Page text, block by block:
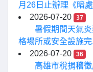
月26日止辦理《暗
2026-07-20
37
暑假期間天氣
格場所或安全設施完
2026-07-20
36
高雄市稅捐稽